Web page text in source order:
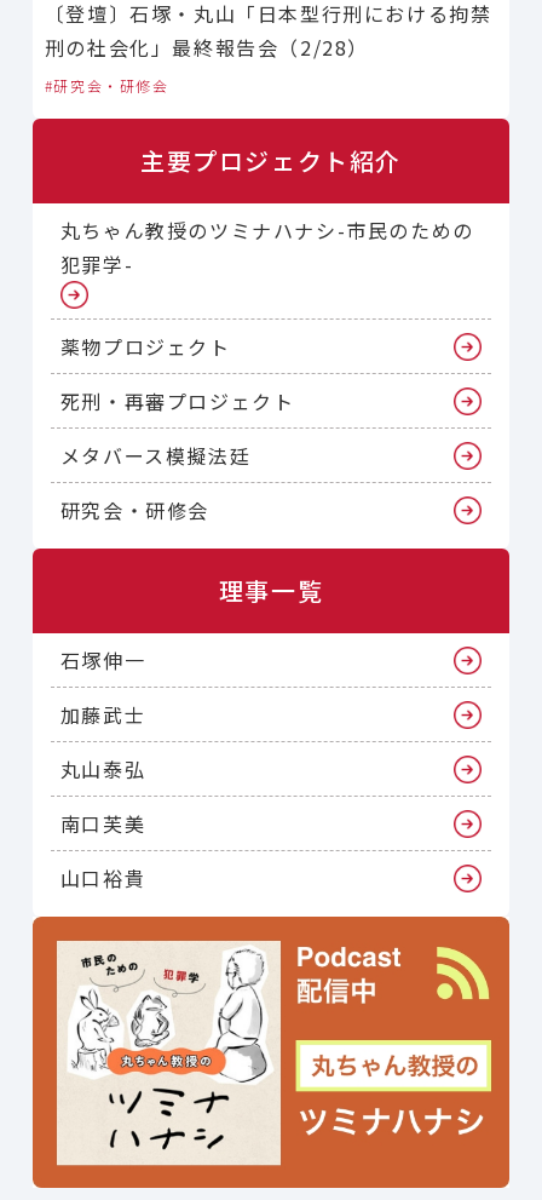
〔登壇〕石塚・丸山「日本型行刑における拘禁
刑の社会化」最終報告会（2/28）
研究会・研修会
主要プロジェクト紹介
丸ちゃん教授のツミナハナシ-市民のための
犯罪学-
薬物プロジェクト
死刑・再審プロジェクト
メタバース模擬法廷
研究会・研修会
理事一覧
石塚伸一
加藤武士
丸山泰弘
南口芙美
山口裕貴